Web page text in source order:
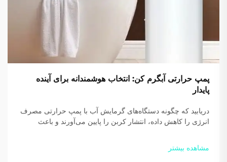
پمپ حرارتی آبگرم کن: انتخاب هوشمندانه برای آینده
پایدار
دریابید که چگونه دستگاه‌های گرمایش آب با پمپ حرارتی مصرف
انرژی را کاهش داده، انتشار کربن را پایین می‌آورند و باعث
می‌شوند. ببینید چرا شرکت‌های نوآورانه همین حالا دارند تغییر
می‌دهند.
مشاهده بیشتر